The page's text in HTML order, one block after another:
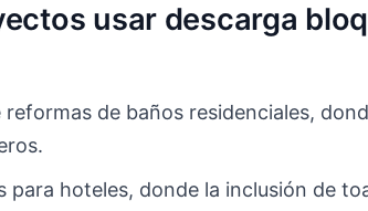
usar descarga
de baños residenciales,
para hoteles, donde la inclusión de